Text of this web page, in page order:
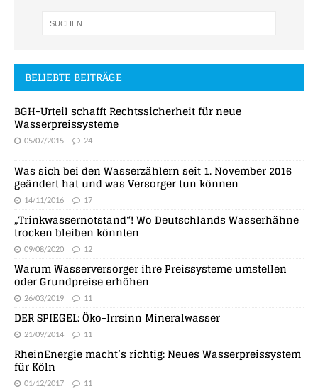
BELIEBTE BEITRÄGE
BGH-Urteil schafft Rechtssicherheit für neue
Wasserpreissysteme
05/07/2015 24
Was sich bei den Wasserzählern seit 1. November 2016
geändert hat und was Versorger tun können
14/11/2016 17
„Trinkwassernotstand“! Wo Deutschlands Wasserhähne
trocken bleiben könnten
09/08/2020 12
Warum Wasserversorger ihre Preissysteme umstellen
oder Grundpreise erhöhen
26/03/2019 11
DER SPIEGEL: Öko-Irrsinn Mineralwasser
21/09/2014 11
RheinEnergie macht’s richtig: Neues Wasserpreissystem
für Köln
01/12/2017 11